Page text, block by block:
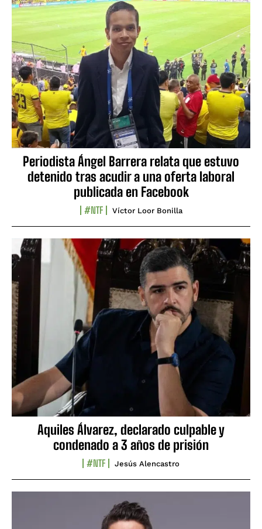
Periodista Ángel Barrera relata que estuvo
detenido tras acudir a una oferta laboral
publicada en Facebook
#NTF Víctor Loor Bonilla
Aquiles Álvarez, declarado culpable y
condenado a 3 años de prisión
#NTF Jesús Alencastro